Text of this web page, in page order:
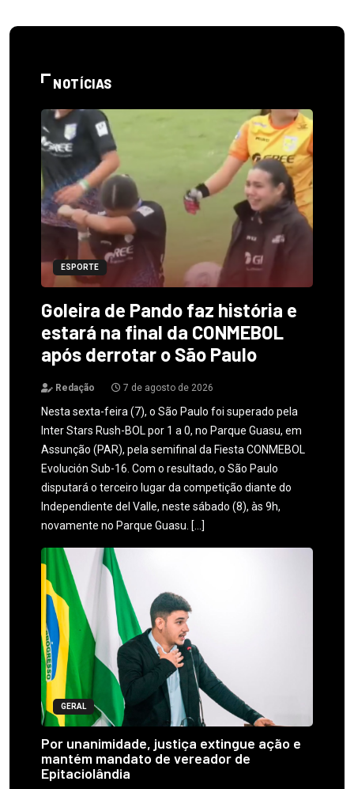
NOTÍCIAS
ESPORTE
Goleira de Pando faz história e
estará na final da CONMEBOL
após derrotar o São Paulo
Redação 7 de agosto de 2026
Nesta sexta-feira (7), o São Paulo foi superado pela
Inter Stars Rush-BOL por 1 a 0, no Parque Guasu, em
Assunção (PAR), pela semifinal da Fiesta CONMEBOL
Evolución Sub-16. Com o resultado, o São Paulo
disputará o terceiro lugar da competição diante do
Independiente del Valle, neste sábado (8), às 9h,
novamente no Parque Guasu. […]
GERAL
Por unanimidade, justiça extingue ação e
mantém mandato de vereador de
Epitaciolândia